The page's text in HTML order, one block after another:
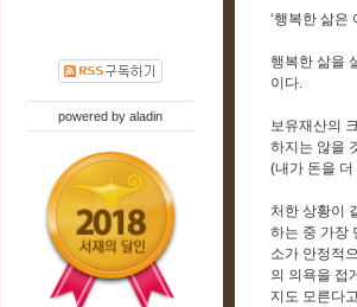
‘행복한 삶은
행복한 삶을
이다.
보유재산의
하지는 않을
(내가 돈을
처한 상황이
하는 중 가장
소가 안정적
의 의욕을 접
지도 모른다
powered by aladin